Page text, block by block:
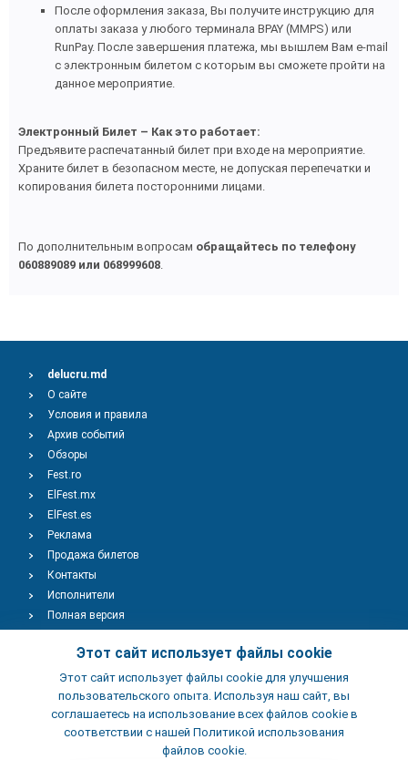
После оформления заказа, Вы получите инструкцию для
оплаты заказа у любого терминала BPAY (MMPS) или
RunPay. После завершения платежа, мы вышлем Вам e-mail
с электронным билетом с которым вы сможете пройти на
данное мероприятие.
Электронный Билет – Как это работает:
Предъявите распечатанный билет при входе на мероприятие.
Храните билет в безопасном месте, не допуская перепечатки и
копирования билета посторонними лицами.
По дополнительным вопросам обращайтесь по телефону
060889089 или 068999608.
Этот сайт использует файлы cookie
Этот сайт использует файлы cookie для улучшения
пользовательского опыта. Используя наш сайт, вы
соглашаетесь на использование всех файлов cookie в
соответствии с нашей Политикой использования
файлов cookie.
delucru.md
О сайте
Условия и правила
Архив событий
Обзоры
Fest.ro
ElFest.mx
ElFest.es
Реклама
Продажа билетов
Контакты
Исполнители
Полная версия
Добавить Событие
Добавить Заведение